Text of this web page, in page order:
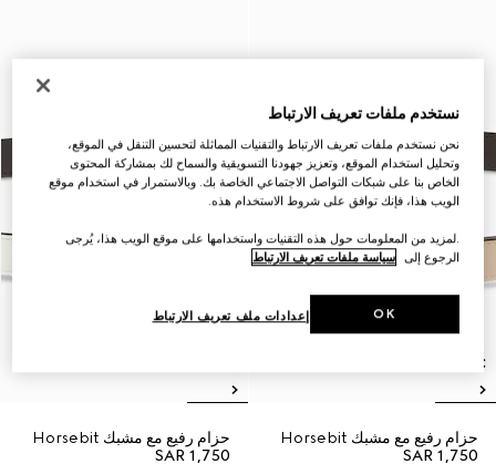
حزام رفيع مع مشبك Horsebit
SAR 1,750
حزام رفيع مع مشبك Horsebit
SAR 1,750
نستخدم ملفات تعريف الارتباط
نحن نستخدم ملفات تعريف الارتباط والتقنيات المماثلة لتحسين التنقل في الموقع،
وتحليل استخدام الموقع، وتعزيز جهودنا التسويقية والسماح لك بمشاركة المحتوى
الخاص بنا على شبكات التواصل الاجتماعي الخاصة بك. وبالاستمرار في استخدام موقع
الويب هذا، فإنك توافق على شروط الاستخدام هذه.
.لمزيد من المعلومات حول هذه التقنيات واستخدامها على موقع الويب هذا، يُرجى
الرجوع إلى سياسة ملفات تعريف الارتباط
إعدادات ملف تعريف الارتباط OK